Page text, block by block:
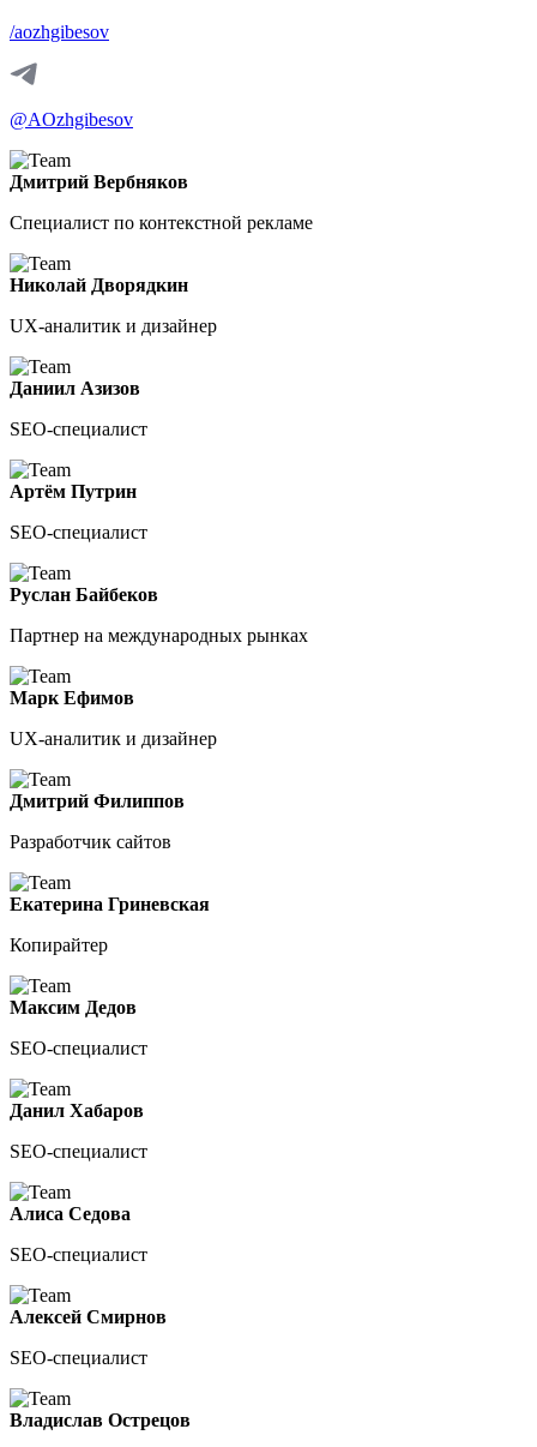
/aozhgibesov
@AOzhgibesov
Дмитрий Вербняков
Специалист по контекстной рекламе
Николай Дворядкин
UX-аналитик и дизайнер
Даниил Азизов
SEO-специалист
Артём Путрин
SEO-специалист
Руслан Байбеков
Партнер на международных рынках
Марк Ефимов
UX-аналитик и дизайнер
Дмитрий Филиппов
Разработчик сайтов
Екатерина Гриневская
Копирайтер
Максим Дедов
SEO-специалист
Данил Хабаров
SEO-специалист
Алиса Седова
SEO-специалист
Алексей Смирнов
SEO-специалист
Владислав Острецов